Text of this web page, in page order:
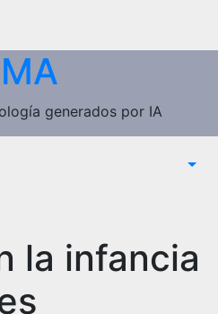
generados por IA
la infancia